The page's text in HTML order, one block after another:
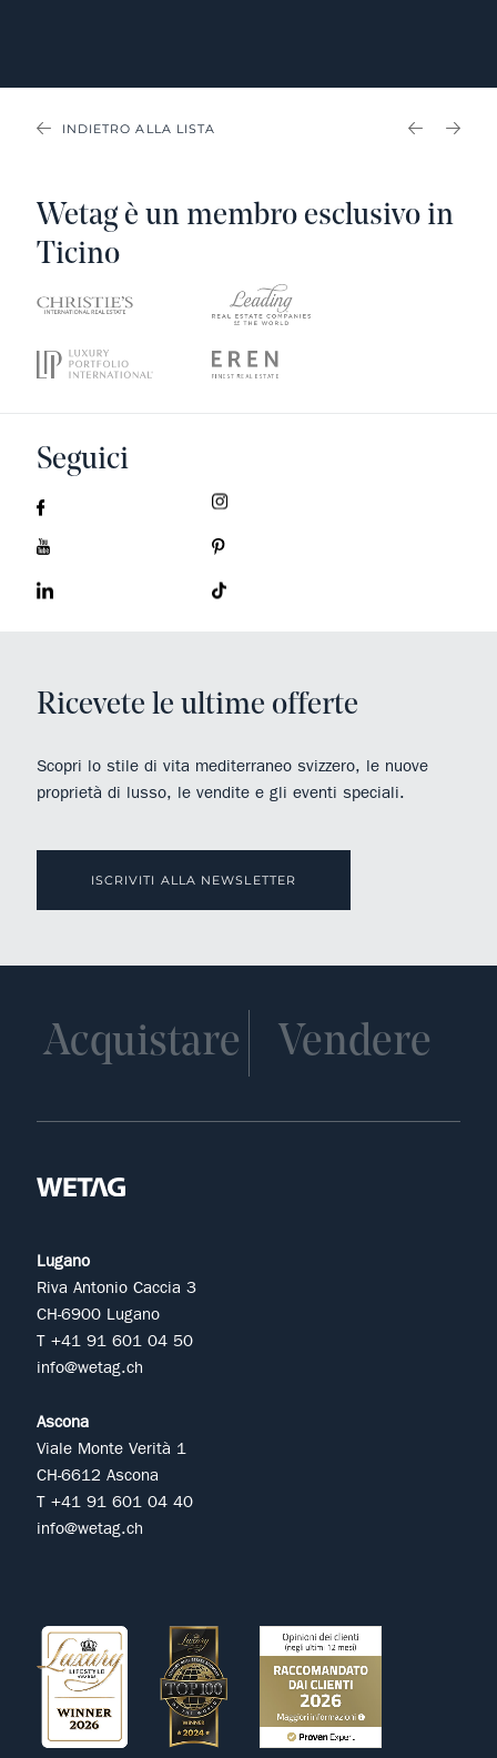
INDIETRO ALLA LISTA
Wetag è un membro esclusivo in
Ticino
Seguici
Ricevete le ultime offerte
Scopri lo stile di vita mediterraneo svizzero, le nuove
proprietà di lusso, le vendite e gli eventi speciali.
ISCRIVITI ALLA NEWSLETTER
Acquistare Vendere
Lugano
Riva Antonio Caccia 3
CH-6900 Lugano
T +41 91 601 04 50
info@wetag.ch
Ascona
Viale Monte Verità 1
CH-6612 Ascona
T +41 91 601 04 40
info@wetag.ch